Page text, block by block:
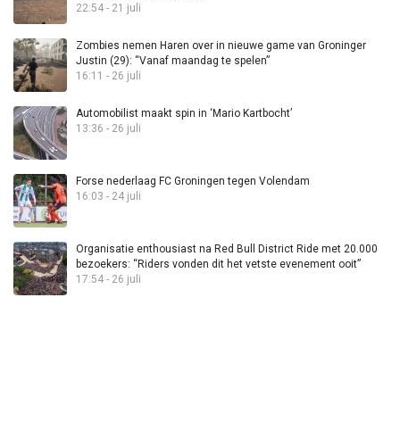
22:54 - 21 juli
Zombies nemen Haren over in nieuwe game van Groninger
Justin (29): “Vanaf maandag te spelen”
16:11 - 26 juli
Automobilist maakt spin in ‘Mario Kartbocht’
13:36 - 26 juli
Forse nederlaag FC Groningen tegen Volendam
16:03 - 24 juli
Organisatie enthousiast na Red Bull District Ride met 20.000
bezoekers: “Riders vonden dit het vetste evenement ooit”
17:54 - 26 juli